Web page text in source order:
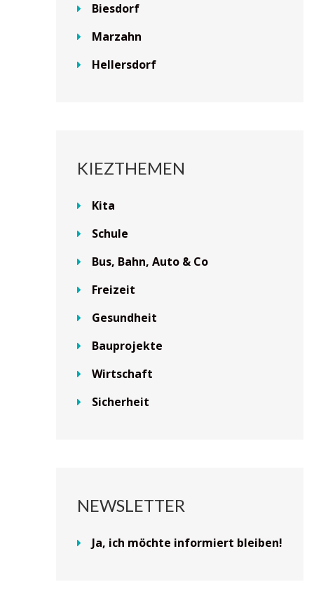
Biesdorf
Marzahn
Hellersdorf
KIEZTHEMEN
Kita
Schule
Bus, Bahn, Auto & Co
Freizeit
Gesundheit
Bauprojekte
Wirtschaft
Sicherheit
NEWSLETTER
Ja, ich möchte informiert bleiben!